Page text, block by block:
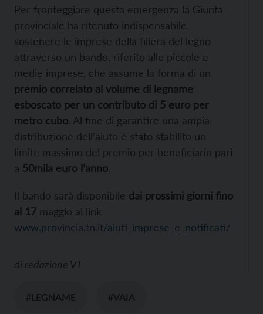
Per fronteggiare questa emergenza la Giunta
provinciale ha ritenuto indispensabile
sostenere le imprese della filiera del legno
attraverso un bando, riferito alle piccole e
medie imprese, che assume la forma di un
premio correlato al volume di legname
esboscato per un contributo di 5 euro per
metro cubo. Al fine di garantire una ampia
distribuzione dell’aiuto è stato stabilito un
limite massimo del premio per beneficiario pari
a 50mila euro l’anno.
Il bando sarà disponibile dai prossimi giorni fino
al 17 maggio al link
www.provincia.tn.it/aiuti_imprese_e_notificati/
di redazione VT
#LEGNAME #VAIA